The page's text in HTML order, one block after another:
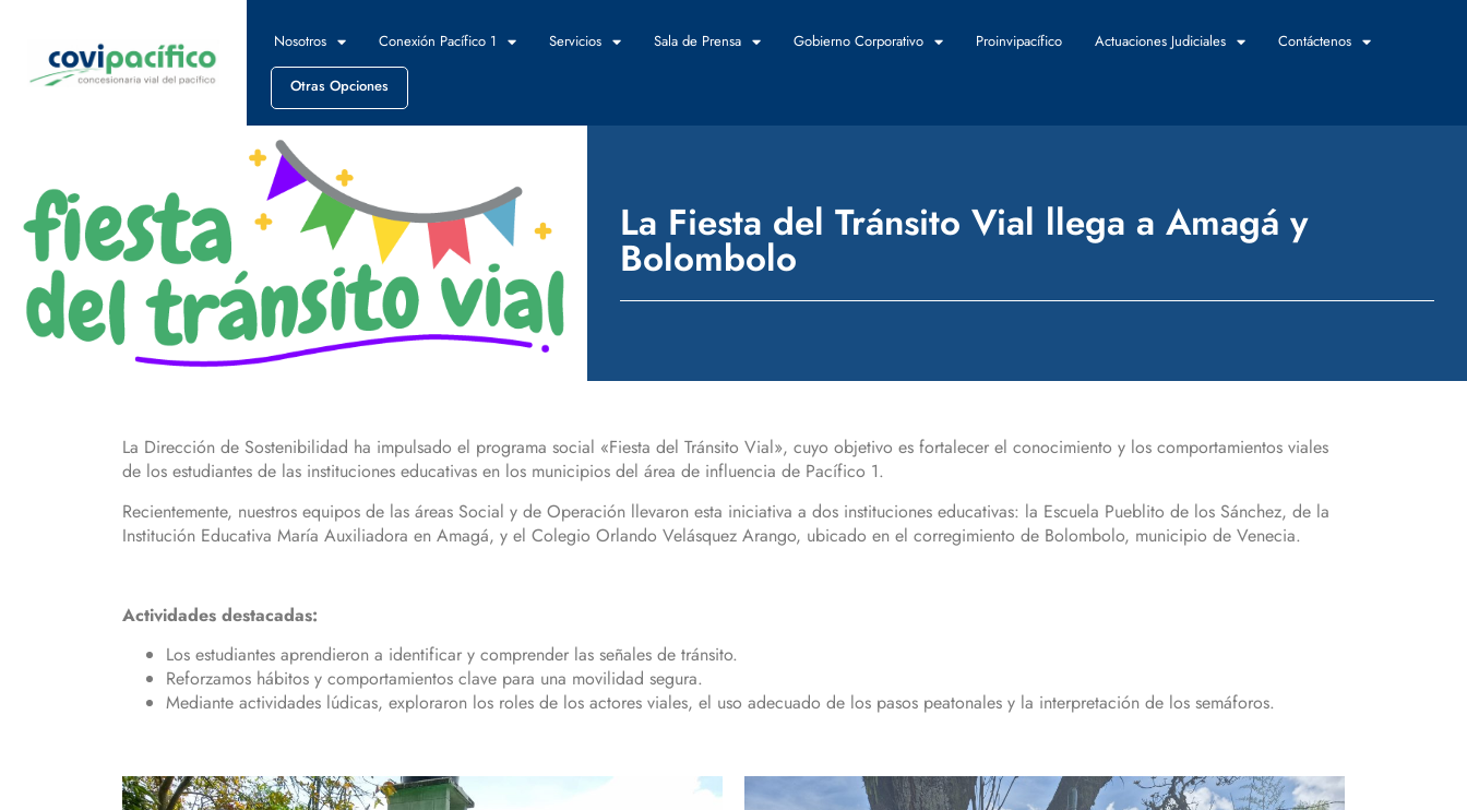
Nosotros Conexión Pacífico 1 Servicios Sala de Prensa Gobierno Corporativo Proinvipacífico Actuaciones Judiciales Contáctenos
Otras Opciones
La Fiesta del Tránsito Vial llega a Amagá y
Bolombolo
La Dirección de Sostenibilidad ha impulsado el programa social «Fiesta del Tránsito Vial», cuyo objetivo es fortalecer el conocimiento y los comportamientos viales
de los estudiantes de las instituciones educativas en los municipios del área de influencia de Pacífico 1.
Recientemente, nuestros equipos de las áreas Social y de Operación llevaron esta iniciativa a dos instituciones educativas: la Escuela Pueblito de los Sánchez, de la
Institución Educativa María Auxiliadora en Amagá, y el Colegio Orlando Velásquez Arango, ubicado en el corregimiento de Bolombolo, municipio de Venecia.
Actividades destacadas:
Los estudiantes aprendieron a identificar y comprender las señales de tránsito.
Reforzamos hábitos y comportamientos clave para una movilidad segura.
Mediante actividades lúdicas, exploraron los roles de los actores viales, el uso adecuado de los pasos peatonales y la interpretación de los semáforos.